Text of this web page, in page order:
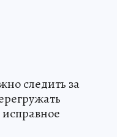
следить за
исправное